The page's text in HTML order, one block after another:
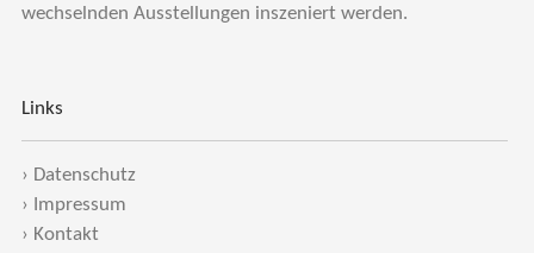
wechselnden Ausstellungen inszeniert werden.
Links
› Datenschutz
›
Impressum
› Kontakt